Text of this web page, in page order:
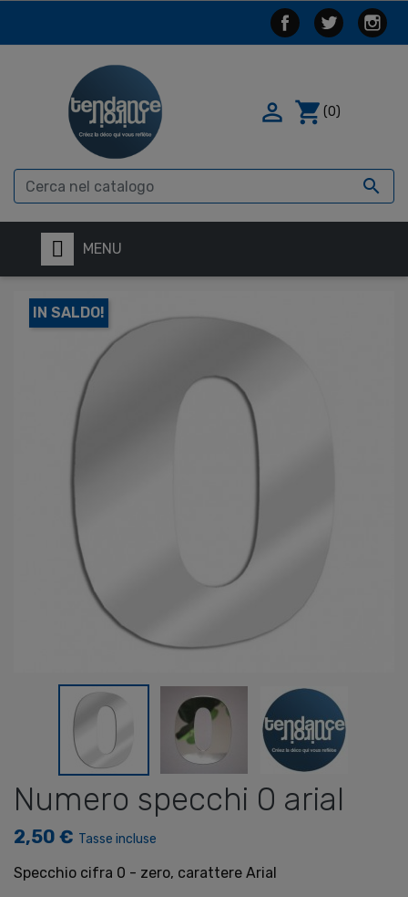

 shopping_cart (0)
MENU
IN SALDO!
Numero specchi 0 arial
2,50 € Tasse incluse
Specchio cifra 0 - zero, carattere Arial